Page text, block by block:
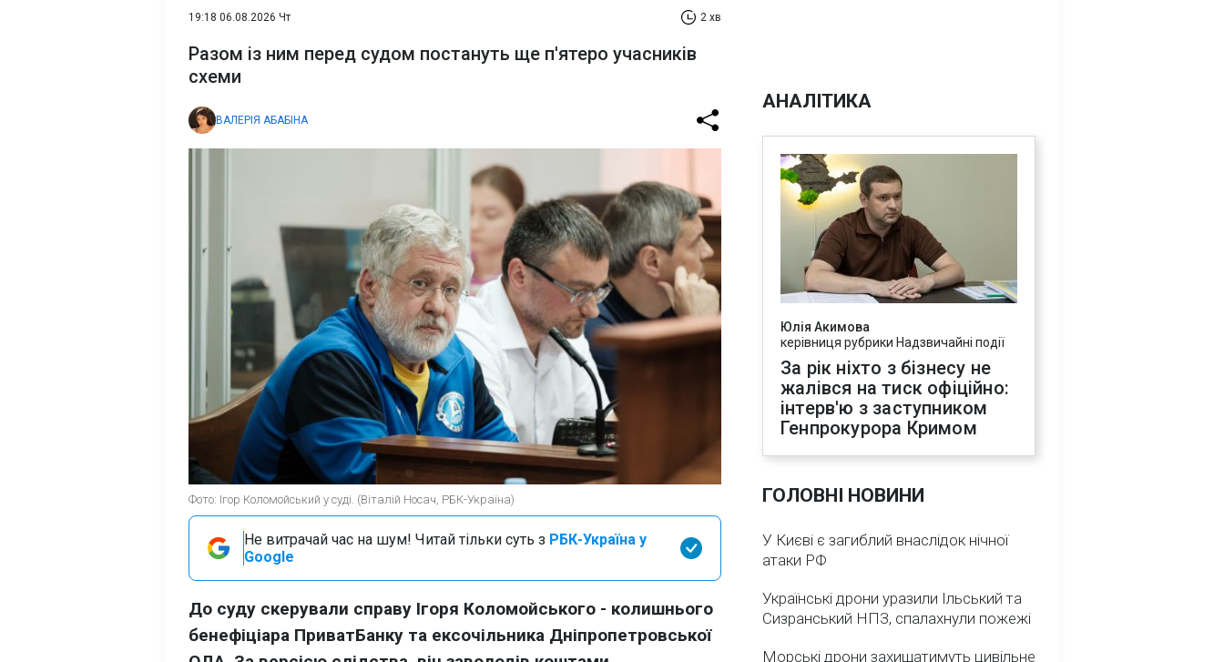
19:18 06.08.2026 Чт 2 хв
Разом із ним перед судом постануть ще п'ятеро учасників
схеми
ВАЛЕРІЯ АБАБІНА
Фото: Ігор Коломойський у суді. (Віталій Носач, РБК-Україна)
Не витрачай час на шум! Читай тільки суть з РБК-Україна у
Google
До суду скерували справу Ігоря Коломойського - колишнього
бенефіціара ПриватБанку та ексочільника Дніпропетровської
АНАЛІТИКА
Юлія Акимова
керівниця рубрики Надзвичайні події
За рік ніхто з бізнесу не
жалівся на тиск офіційно:
інтерв'ю з заступником
Генпрокурора Кримом
ГОЛОВНІ НОВИНИ
У Києві є загиблий внаслідок нічної
атаки РФ
Українські дрони уразили Ільський та
Сизранський НПЗ, спалахнули пожежі
Морські дрони захищатимуть цивільне